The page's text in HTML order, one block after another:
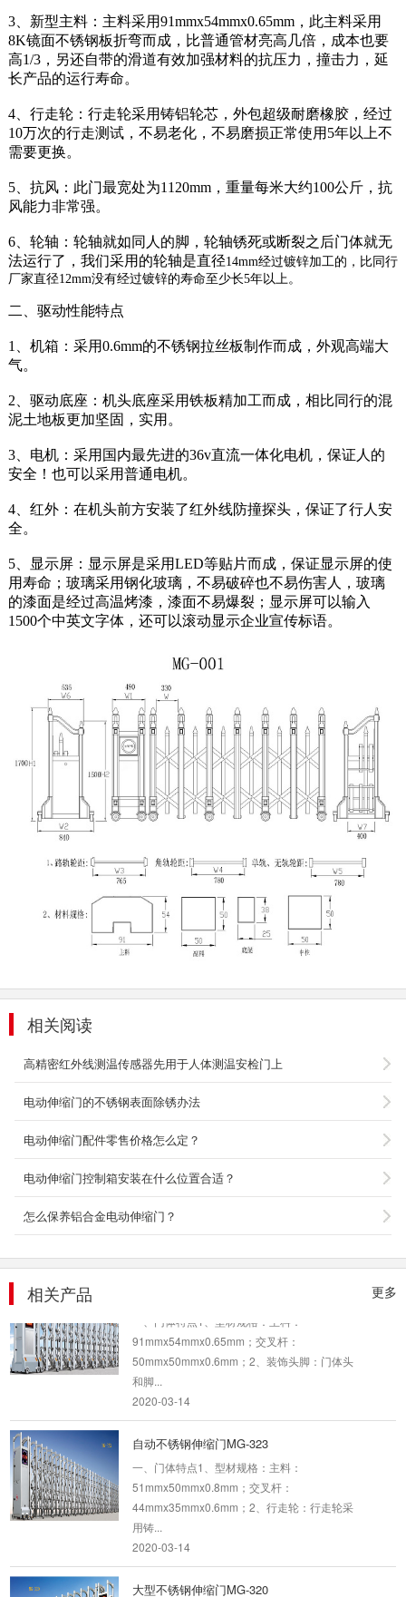
3、新型主料：主料采用91mmx54mmx0.65mm，此主料采用
8K镜面不锈钢板折弯而成，比普通管材亮高几倍，成本也要
高1/3，另还自带的滑道有效加强材料的抗压力，撞击力，延
长产品的运行寿命。
4、行走轮：行走轮采用铸铝轮芯，外包超级耐磨橡胶，经过
10万次的行走测试，不易老化，不易磨损正常使用5年以上不
需要更换。
5、抗风：此门最宽处为1120mm，重量每米大约100公斤，抗
风能力非常强。
6、轮轴：轮轴就如同人的脚，轮轴锈死或断裂之后门体就无
法运行了，我们采用的轮轴是直径14mm经过镀锌加工的，比同行
厂家直径12mm没有经过镀锌的寿命至少长5年以上。
二、驱动性能特点
1、机箱：采用0.6mm的不锈钢拉丝板制作而成，外观高端大
气。
2、驱动底座：机头底座采用铁板精加工而成，相比同行的混
泥土地板更加坚固，实用。
3、电机：采用国内最先进的36v直流一体化电机，保证人的
安全！也可以采用普通电机。
4、红外：在机头前方安装了红外线防撞探头，保证了行人安
全。
5、显示屏：显示屏是采用LED等贴片而成，保证显示屏的使
用寿命；玻璃采用钢化玻璃，不易破碎也不易伤害人，玻璃
的漆面是经过高温烤漆，漆面不易爆裂；显示屏可以输入
1500个中英文字体，还可以滚动显示企业宣传标语。
相关阅读
高精密红外线测温传感器先用于人体测温安检门上
电动伸缩门的不锈钢表面除锈办法
电动伸缩门配件零售价格怎么定？
电动伸缩门控制箱安装在什么位置合适？
怎么保养铝合金电动伸缩门？
更多
相关产品
不锈钢伸缩门MG-502
44mmx35mmx0.6mm；2、门体：门体大框是
经过...
2020-03-14
不锈钢伸缩门MG-504
60mmx35mmx0.6mm；交叉杆：
44mmx35mmx0.6mm；2、装饰头脚：门体头
和脚...
91mmx54mmx0.65mm；交叉杆：
50mmx50mmx0.6mm；2、装饰头脚：门体头
和脚...
2020-03-14
自动不锈钢伸缩门MG-323
一、门体特点1、型材规格：主料：
51mmx50mmx0.8mm；交叉杆：
44mmx35mmx0.6mm；2、行走轮：行走轮采
用铸...
2020-03-14
大型不锈钢伸缩门MG-320